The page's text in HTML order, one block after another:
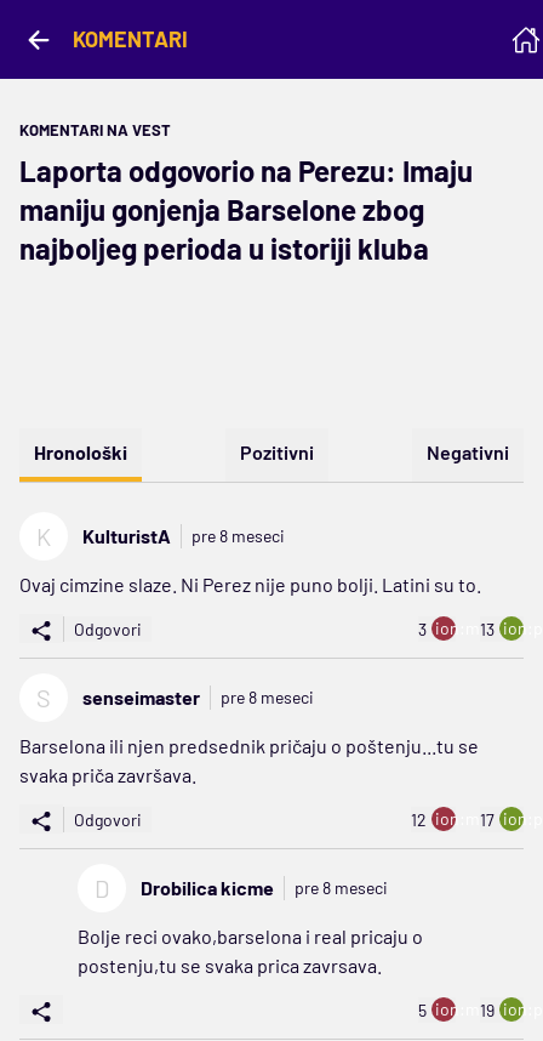
KOMENTARI
KOMENTARI NA VEST
Laporta odgovorio na Perezu: Imaju
maniju gonjenja Barselone zbog
najboljeg perioda u istoriji kluba
Hronološki Pozitivni Negativni
K KulturistA pre 8 meseci
Ovaj cimzine slaze. Ni Perez nije puno bolji. Latini su to.
Odgovori 3 ion:minus
13
S senseimaster pre 8 meseci
Barselona ili njen predsednik pričaju o poštenju...tu se
svaka priča završava.
Odgovori 12 ion:minus
17
D Drobilica kicme pre 8 meseci
Bolje reci ovako,barselona i real pricaju o
postenju,tu se svaka prica zavrsava.
5 ion:minus
19